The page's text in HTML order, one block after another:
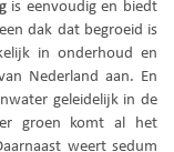
is eenvoudig en biedt
dak dat begroeid is
in onderhoud en
Nederland aan. En
geleidelijk in de
groen komt al het
weert sedum